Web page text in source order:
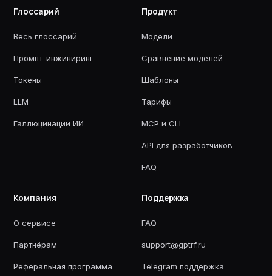
Глоссарий
Весь глоссарий
Промпт-инжиниринг
Токены
LLM
Галлюцинации ИИ
Продукт
Модели
Сравнение моделей
Шаблоны
Тарифы
MCP и CLI
API для разработчиков
FAQ
Компания
О сервисе
Партнёрам
Реферальная программа
Поддержка
FAQ
support@gptrf.ru
Telegram поддержка